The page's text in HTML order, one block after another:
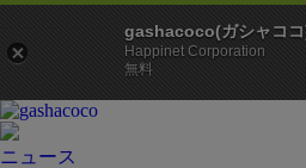
gashacoco(ガシャココ
Happinet Corporation
無料
ニュース